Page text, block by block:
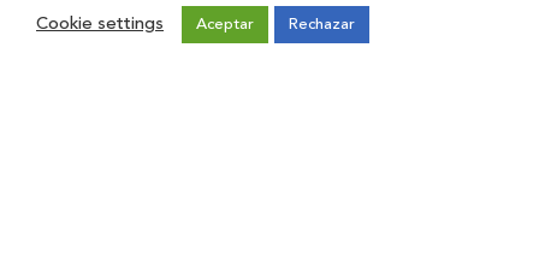
Cookie settings Aceptar Rechazar